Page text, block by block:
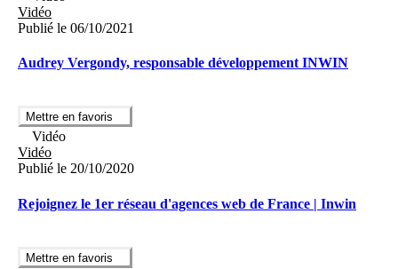
Vidéo
Publié le 06/10/2021
Audrey Vergondy, responsable développement INWIN
Mettre en favoris
Vidéo
Vidéo
Publié le 20/10/2020
Rejoignez le 1er réseau d'agences web de France | Inwin
Mettre en favoris